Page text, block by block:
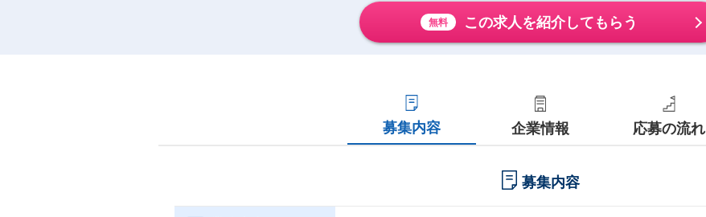
無料 この求人を紹介してもらう
募集内容 企業情報 応募の流れ
募集内容